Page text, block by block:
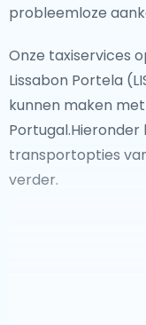
probleemloze
Onze taxiservices
Lissabon Portela
kunnen maken
transportopties
verder.